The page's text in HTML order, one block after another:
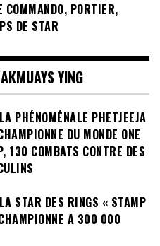
COMMANDO, PORTIER,
DE STAR
YING
PHÉNOMÉNALE PHETJEEJA
DU MONDE ONE
130 COMBATS CONTRE DES
STAR DES RINGS « STAMP
A 300 000